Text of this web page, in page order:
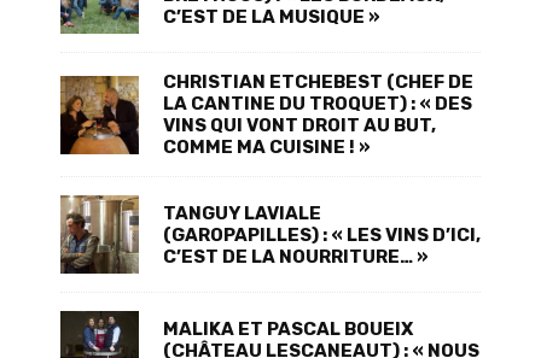
C’EST DE LA MUSIQUE »
CHRISTIAN ETCHEBEST (CHEF DE
LA CANTINE DU TROQUET) : « DES
VINS QUI VONT DROIT AU BUT,
COMME MA CUISINE ! »
TANGUY LAVIALE
(GAROPAPILLES) : « LES VINS D’ICI,
C’EST DE LA NOURRITURE… »
MALIKA ET PASCAL BOUEIX
(CHÂTEAU LESCANEAUT) : « NOUS